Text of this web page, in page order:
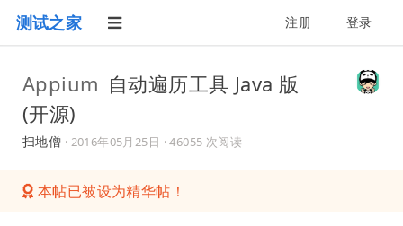
测试之家 注册 登录
Appium 自动遍历工具 Java 版
(开源)
扫地僧 · 2016年05月25日 · 46055 次阅读
本帖已被设为精华帖！